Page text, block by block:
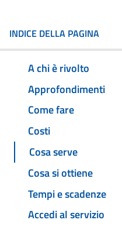
INDICE DELLA PAGINA
A chi è rivolto
Approfondimenti
Come fare
Costi
Cosa serve
Cosa si ottiene
Tempi e scadenze
Accedi al servizio